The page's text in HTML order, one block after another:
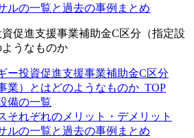
ルの一覧と過去の事例まとめ
促進支援事業補助金C区分（指定設
うなものか
ー投資促進支援事業補助金C区分
業）とはどのようなものか_TOP
備の一覧
それぞれのメリット・デメリット
ルの一覧と過去の事例まとめ